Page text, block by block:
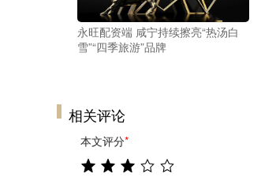
永旺配资端 咸宁持续擦亮“热汤白
雪”“四季旅游”品牌
相关评论
本文评分*